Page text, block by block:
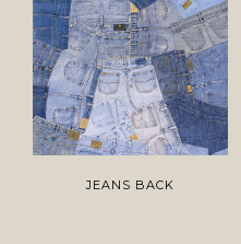
JEANS BACK